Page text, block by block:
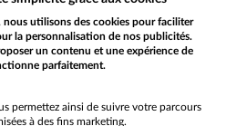
to our English site?
No
utilisons des cookies pour faciliter
la personnalisation de nos publicités.
un contenu et une expérience de
parfaitement.
permettez ainsi de suivre votre parcours
à des fins marketing.